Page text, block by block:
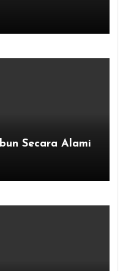
Secara Alami